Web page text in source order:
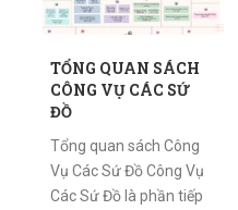
TỔNG QUAN SÁCH
CÔNG VỤ CÁC SỨ
ĐỒ
Tổng quan sách Công
Vụ Các Sứ Đồ Công Vụ
Các Sứ Đồ là phần tiếp